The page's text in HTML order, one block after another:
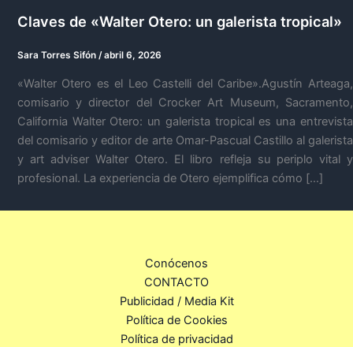
Claves de «Walter Otero: un galerista tropical»
Sara Torres Sifón /abril 6, 2026
«Walter Otero es el Leo Castelli del Caribe».Agustín Arteaga,
comisario y director del Crocker Art Museum, Sacramento,
California Walter Otero: un galerista tropical es una entrevista
del comisario y editor de arte Omar-Pascual Castillo al galerista
y art adviser Walter Otero. El libro refleja su periplo vital y
profesional. La experiencia de Otero ejemplifica cómo […]
Conócenos
CONTACTO
Publicidad / Media Kit
Política de Cookies
Política de privacidad